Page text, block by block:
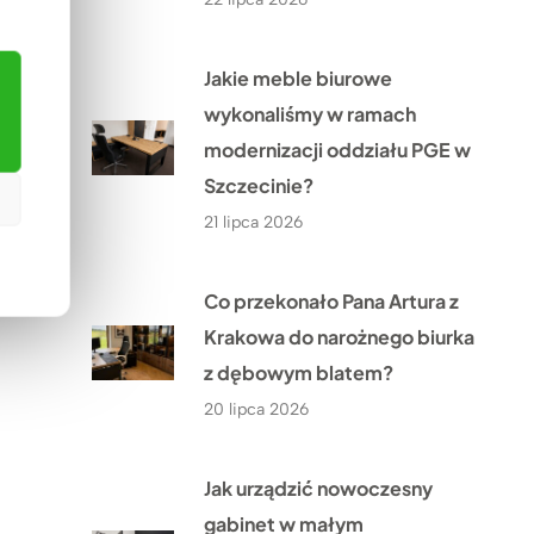
Jakie meble biurowe
wykonaliśmy w ramach
modernizacji oddziału PGE w
Szczecinie?
21 lipca 2026
Co przekonało Pana Artura z
Krakowa do narożnego biurka
z dębowym blatem?
20 lipca 2026
Jak urządzić nowoczesny
gabinet w małym